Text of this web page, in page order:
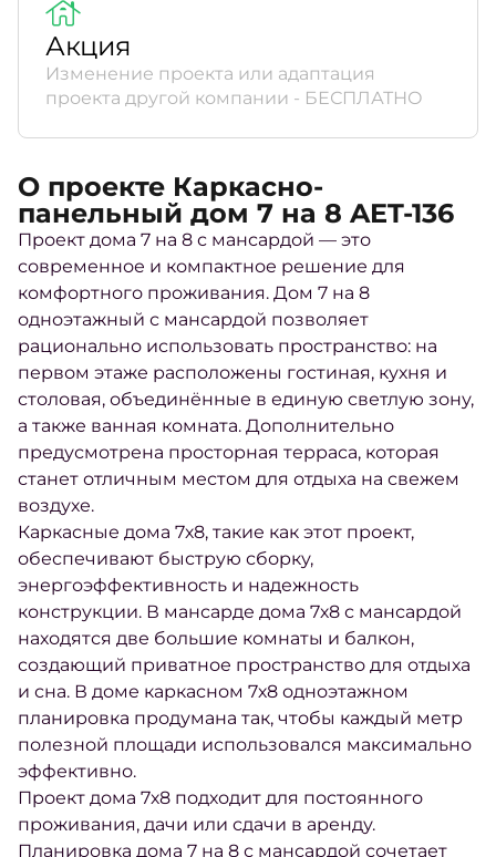
Акция
Изменение проекта или адаптация
проекта другой компании - БЕСПЛАТНО
О проекте Каркасно-
панельный дом 7 на 8 AET-136
Проект дома 7 на 8 с мансардой — это
современное и компактное решение для
комфортного проживания. Дом 7 на 8
одноэтажный с мансардой позволяет
рационально использовать пространство: на
первом этаже расположены гостиная, кухня и
столовая, объединённые в единую светлую зону,
а также ванная комната. Дополнительно
предусмотрена просторная терраса, которая
станет отличным местом для отдыха на свежем
воздухе.
Каркасные дома 7х8, такие как этот проект,
обеспечивают быструю сборку,
энергоэффективность и надежность
конструкции. В мансарде дома 7х8 с мансардой
находятся две большие комнаты и балкон,
создающий приватное пространство для отдыха
и сна. В доме каркасном 7х8 одноэтажном
планировка продумана так, чтобы каждый метр
полезной площади использовался максимально
эффективно.
Проект дома 7х8 подходит для постоянного
проживания, дачи или сдачи в аренду.
Планировка дома 7 на 8 с мансардой сочетает